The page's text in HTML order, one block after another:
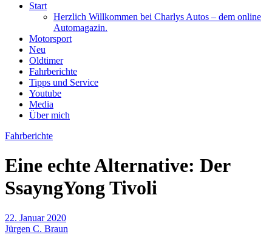
Start
Herzlich Willkommen bei Charlys Autos – dem online
Automagazin.
Motorsport
Neu
Oldtimer
Fahrberichte
Tipps und Service
Youtube
Media
Über mich
Fahrberichte
Eine echte Alternative: Der
SsayngYong Tivoli
22. Januar 2020
Jürgen C. Braun